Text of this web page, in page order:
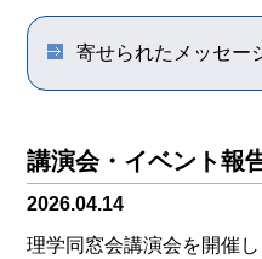
寄せられたメッセー
講演会・イベント報
2026.04.14
理学同窓会講演会を開催し